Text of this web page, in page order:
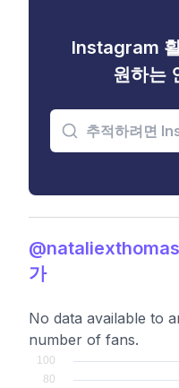
Instagram
원하는
가
No data available to
number of fans.